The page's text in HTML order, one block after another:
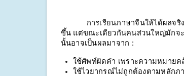
การเรียนภาษาจีนให้ได้ผลจริงนั้น
ขึ้น แต่ขณะเดียวกันคนส่วนใหญ่มักจ
นั้นอาจเป็นผลมาจาก :
ใช้ศัพท์ผิดคำ เพราะความหมายค
ใช้ไวยากรณ์ไม่ถูกต้องตามหลักภ